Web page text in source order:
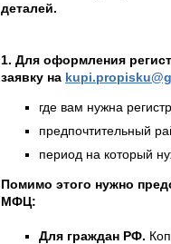
деталей.
1. Для оформления
заявку на
где вам нужна
предпочтительный
период на который
Помимо этого нужно
МФЦ:
Для граждан РФ.